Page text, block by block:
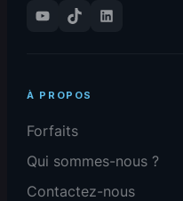
YouTube
TikTok LinkedIn
À PROPOS
Forfaits
Qui sommes-nous ?
Contactez-nous